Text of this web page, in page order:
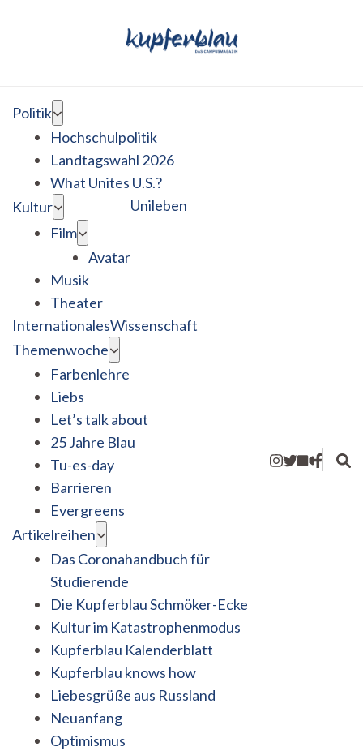
Politik
Hochschulpolitik
Landtagswahl 2026
What Unites U.S.?
Kultur
Film
Avatar
Musik
Theater
Unileben
InternationalesWissenschaft
Themenwoche
Farbenlehre
Liebs
Let’s talk about
25 Jahre Blau
Tu-es-day
Barrieren
Evergreens
Artikelreihen
Das Coronahandbuch für
Studierende
Die Kupferblau Schmöker-Ecke
Kultur im Katastrophenmodus
Kupferblau Kalenderblatt
Kupferblau knows how
Liebesgrüße aus Russland
Neuanfang
Optimismus